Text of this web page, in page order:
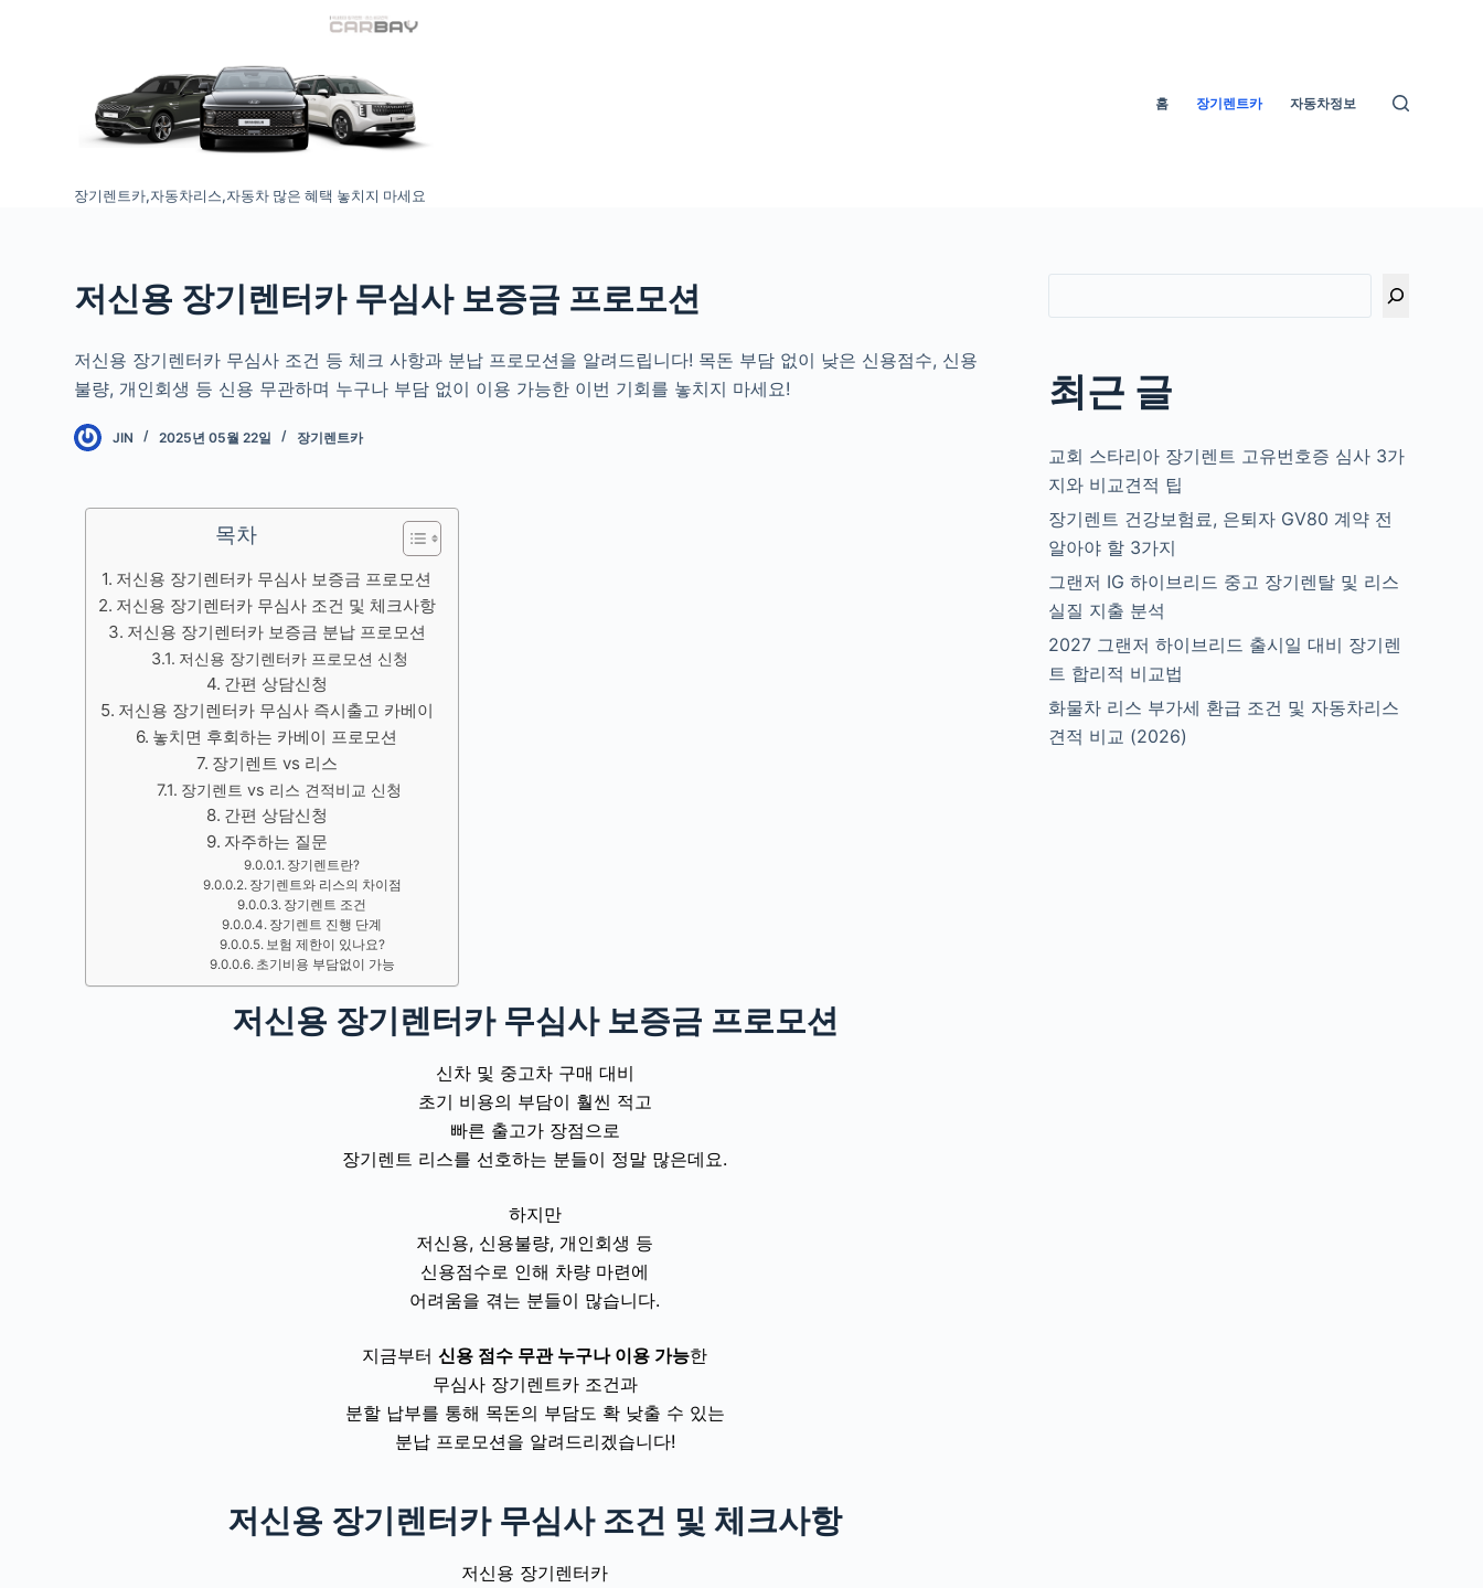
장기렌트카,자동차리스,자동차 많은 혜택 놓치지 마세요
홈 장기렌트카 자동차정보
저신용 장기렌터카 무심사 보증금 프로모션
저신용 장기렌터카 무심사 조건 등 체크 사항과 분납 프로모션을 알려드립니다! 목돈 부담 없이 낮은 신용점수, 신용
불량, 개인회생 등 신용 무관하며 누구나 부담 없이 이용 가능한 이번 기회를 놓치지 마세요!
JIN 2025년 05월 22일 장기렌트카
목차
저신용 장기렌터카 무심사 보증금 프로모션
저신용 장기렌터카 무심사 조건 및 체크사항
저신용 장기렌터카 보증금 분납 프로모션
저신용 장기렌터카 프로모션 신청
간편 상담신청
저신용 장기렌터카 무심사 즉시출고 카베이
놓치면 후회하는 카베이 프로모션
장기렌트 vs 리스
장기렌트 vs 리스 견적비교 신청
간편 상담신청
자주하는 질문
장기렌트란?
장기렌트와 리스의 차이점
장기렌트 조건
장기렌트 진행 단계
보험 제한이 있나요?
초기비용 부담없이 가능
저신용 장기렌터카 무심사 보증금 프로모션
신차 및 중고차 구매 대비
초기 비용의 부담이 훨씬 적고
빠른 출고가 장점으로
장기렌트 리스를 선호하는 분들이 정말 많은데요.
하지만
저신용, 신용불량, 개인회생 등
신용점수로 인해 차량 마련에
어려움을 겪는 분들이 많습니다.
지금부터신용 점수 무관 누구나 이용 가능한
무심사 장기렌트카 조건과
분할 납부를 통해 목돈의 부담도 확 낮출 수 있는
분납 프로모션을 알려드리겠습니다!
저신용 장기렌터카 무심사 조건 및 체크사항
저신용 장기렌터카
최근 글
교회 스타리아 장기렌트 고유번호증 심사 3가
지와 비교견적 팁
장기렌트 건강보험료, 은퇴자 GV80 계약 전
알아야 할 3가지
그랜저 IG 하이브리드 중고 장기렌탈 및 리스
실질 지출 분석
2027 그랜저 하이브리드 출시일 대비 장기렌
트 합리적 비교법
화물차 리스 부가세 환급 조건 및 자동차리스
견적 비교 (2026)